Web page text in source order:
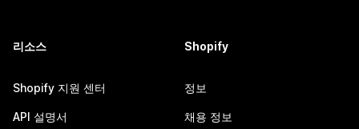
리소스
Shopify 지원 센터
API 설명서
Shopify
정보
채용 정보